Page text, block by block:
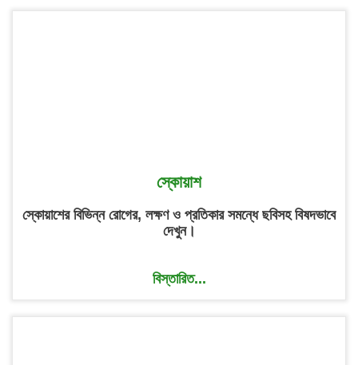
স্কোয়াশ
স্কোয়াশের বিভিন্ন রোগের, লক্ষণ ও প্রতিকার সমন্ধে ছবিসহ বিষদভাবে
দেখুন।
বিস্তারিত...